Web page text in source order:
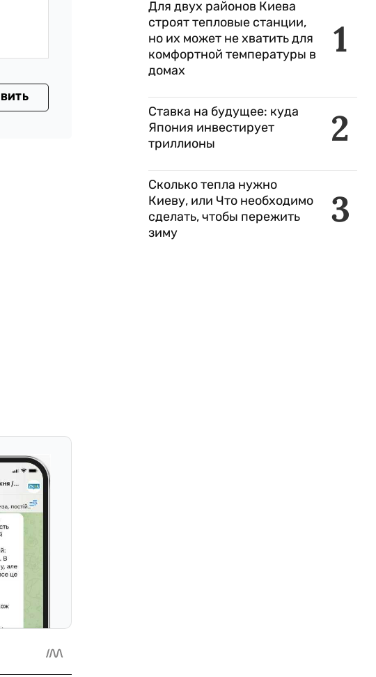
1
Для двух районов Киева
строят тепловые станции,
но их может не хватить для
комфортной температуры в
домах
2
Ставка на будущее: куда
Япония инвестирует
триллионы
3
Сколько тепла нужно
Киеву, или Что необходимо
сделать, чтобы пережить
зиму